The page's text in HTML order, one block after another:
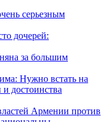
серьезным
дочерей:
за большим
Нужно встать на
достоинства
Армении против